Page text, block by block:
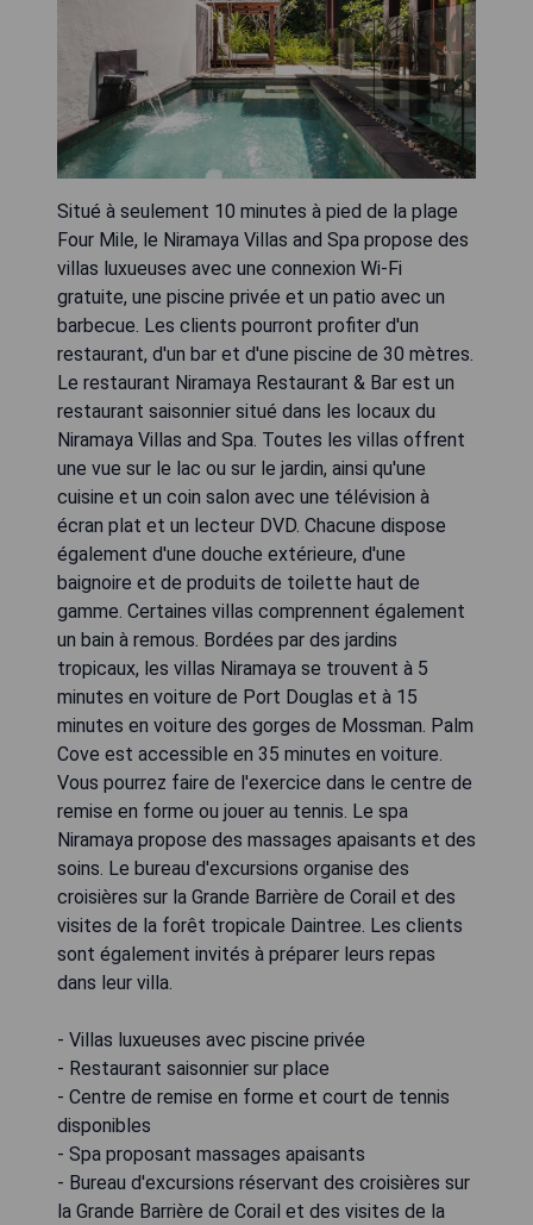
Situé à seulement 10 minutes à pied de la plage
Four Mile, le Niramaya Villas and Spa propose des
villas luxueuses avec une connexion Wi-Fi
gratuite, une piscine privée et un patio avec un
barbecue. Les clients pourront profiter d'un
restaurant, d'un bar et d'une piscine de 30 mètres.
Le restaurant Niramaya Restaurant & Bar est un
restaurant saisonnier situé dans les locaux du
Niramaya Villas and Spa. Toutes les villas offrent
une vue sur le lac ou sur le jardin, ainsi qu'une
cuisine et un coin salon avec une télévision à
écran plat et un lecteur DVD. Chacune dispose
également d'une douche extérieure, d'une
baignoire et de produits de toilette haut de
gamme. Certaines villas comprennent également
un bain à remous. Bordées par des jardins
tropicaux, les villas Niramaya se trouvent à 5
minutes en voiture de Port Douglas et à 15
minutes en voiture des gorges de Mossman. Palm
Cove est accessible en 35 minutes en voiture.
Vous pourrez faire de l'exercice dans le centre de
remise en forme ou jouer au tennis. Le spa
Niramaya propose des massages apaisants et des
soins. Le bureau d'excursions organise des
croisières sur la Grande Barrière de Corail et des
visites de la forêt tropicale Daintree. Les clients
sont également invités à préparer leurs repas
dans leur villa.
- Villas luxueuses avec piscine privée
- Restaurant saisonnier sur place
- Centre de remise en forme et court de tennis
disponibles
- Spa proposant massages apaisants
- Bureau d'excursions réservant des croisières sur
la Grande Barrière de Corail et des visites de la